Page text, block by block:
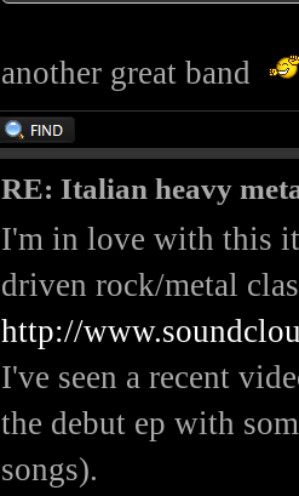
another great band
RE: Italian heavy
I'm in love with this
driven rock/metal
http://
I've seen a recent
the debut ep with
songs).